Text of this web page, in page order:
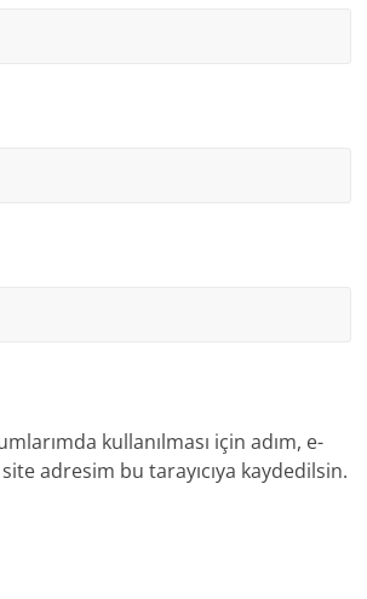
kullanılması için adım, e-
adresim bu tarayıcıya kaydedilsin.